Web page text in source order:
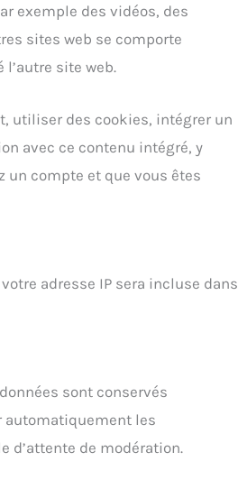
exemple des vidéos, des
sites web se comporte
site web.
utiliser des cookies, intégrer un
avec ce contenu intégré, y
un compte et que vous êtes
adresse IP sera incluse dans
sont conservés
automatiquement les
d’attente de modération.